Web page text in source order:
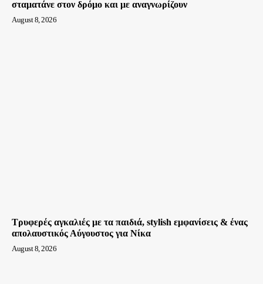
σταματάνε στον δρόμο και με αναγνωρίζουν
August 8, 2026
Τρυφερές αγκαλιές με τα παιδιά, stylish εμφανίσεις & ένας
απολαυστικός Αύγουστος για Νίκα
August 8, 2026